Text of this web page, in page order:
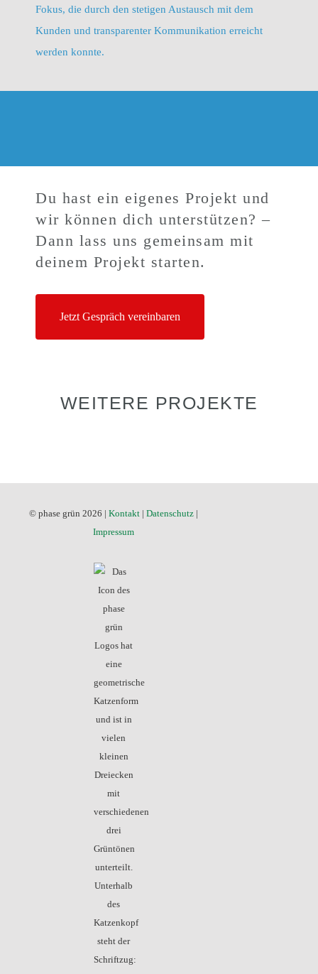
Fokus, die durch den stetigen Austausch mit dem
Kunden und transparenter Kommunikation erreicht
werden konnte.
Du hast ein eigenes Projekt und
wir können dich unterstützen? –
Dann lass uns gemeinsam mit
deinem Projekt starten.
Jetzt Gespräch vereinbaren
WEITERE PROJEKTE
© phase grün 2026 | Kontakt | Datenschutz |
Impressum